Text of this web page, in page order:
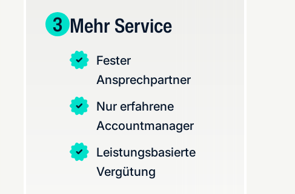
3 Mehr Service
Fester
Ansprechpartner
Nur erfahrene
Accountmanager
Leistungsbasierte
Vergütung